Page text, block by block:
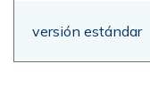
versión estándar